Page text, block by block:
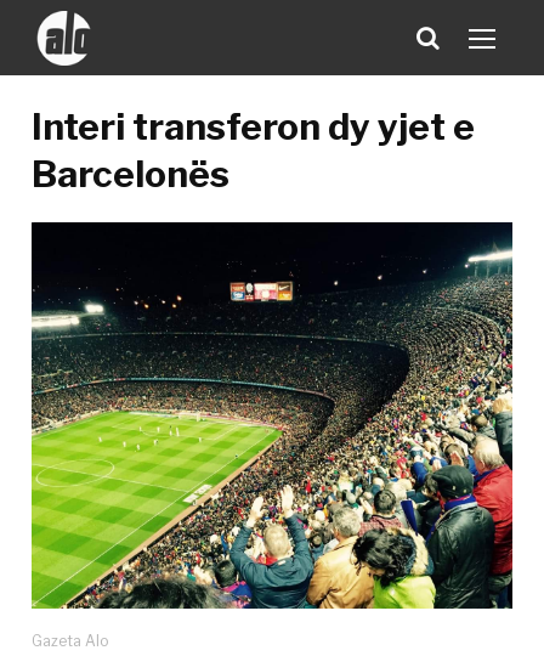
Interi transferon dy yjet e
Barcelonës
Gazeta Alo